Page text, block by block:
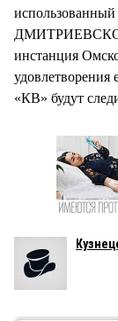
использованный
инстанция
удовлетворения
«КВ» будут